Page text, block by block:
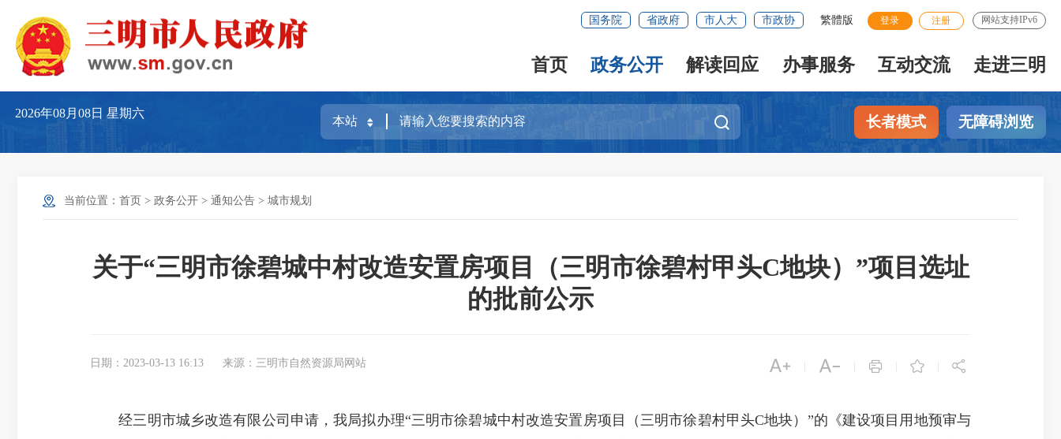
国务院 省政府 市人大 市政协 繁體版 登录 注册 网站支持IPv6
首页 政务公开 解读回应 办事服务 互动交流 走进三明
2026年08月08日星期六
长者模式 无障碍浏览
当前位置： 首页 > 政务公开 > 通知公告 > 城市规划
关于“三明市徐碧城中村改造安置房项目（三明市徐碧村甲头C地块）”项目选址
的批前公示
日期：2023-03-13 16:13 来源：三明市自然资源局网站     
经三明市城乡改造有限公司申请，我局拟办理“三明市徐碧城中村改造安置房项目（三明市徐碧村甲头C地块）”的《建设项目用地预审与